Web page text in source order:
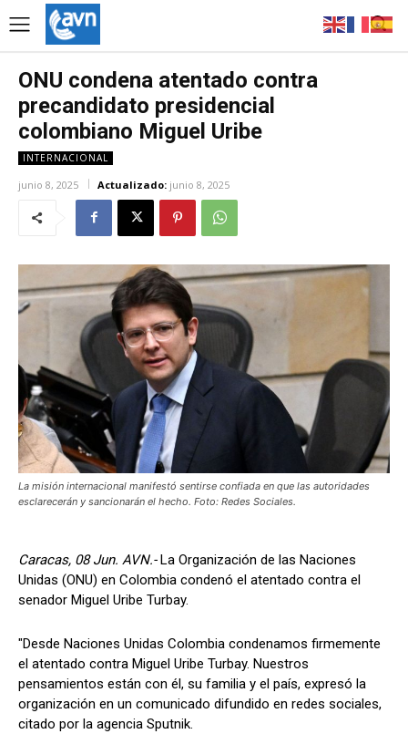
ONU condena atentado contra
precandidato presidencial
colombiano Miguel Uribe
INTERNACIONAL
junio 8, 2025 Actualizado: junio 8, 2025
La misión internacional manifestó sentirse confiada en que las autoridades
esclarecerán y sancionarán el hecho. Foto: Redes Sociales.
Caracas, 08 Jun. AVN.- La Organización de las Naciones
Unidas (ONU) en Colombia condenó el atentado contra el
senador Miguel Uribe Turbay.
"Desde Naciones Unidas Colombia condenamos firmemente
el atentado contra Miguel Uribe Turbay. Nuestros
pensamientos están con él, su familia y el país, expresó la
organización en un comunicado difundido en redes sociales,
citado por la agencia Sputnik.